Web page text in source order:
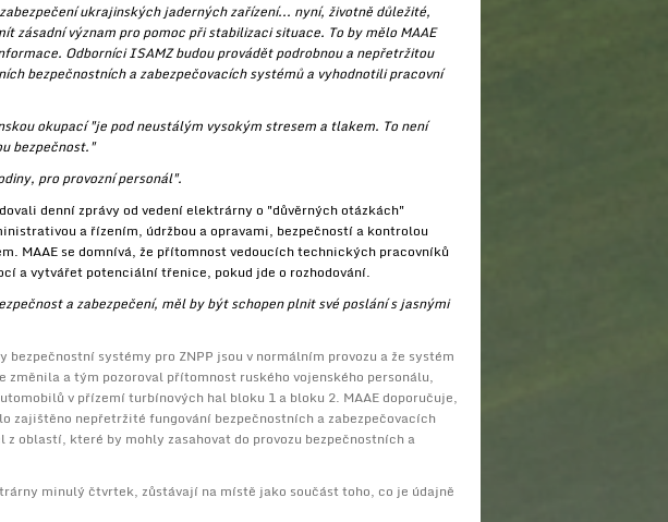
ukrajinských jaderných zařízení... nyní, životně důležité,
zásadní význam pro pomoc při stabilizaci situace. To by mělo MAAE
Odborníci ISAMZ budou provádět podrobnou a nepřetržitou
bezpečnostních a zabezpečovacích systémů a vyhodnotili pracovní
okupací "je pod neustálým vysokým stresem a tlakem. To není
bezpečnost."
pro provozní personál".
denní zprávy od vedení elektrárny o "důvěrných otázkách"
a řízením, údržbou a opravami, bezpečností a kontrolou
MAAE se domnívá, že přítomnost vedoucích technických pracovníků
a vytvářet potenciální třenice, pokud jde o rozhodování.
a zabezpečení, měl by být schopen plnit své poslání s jasnými
systémy pro ZNPP jsou v normálním provozu a že systém
a tým pozoroval přítomnost ruského vojenského personálu,
v přízemí turbínových hal bloku 1 a bloku 2. MAAE doporučuje,
zajištěno nepřetržité fungování bezpečnostních a zabezpečovacích
oblastí, které by mohly zasahovat do provozu bezpečnostních a
minulý čtvrtek, zůstávají na místě jako součást toho, co je údajně